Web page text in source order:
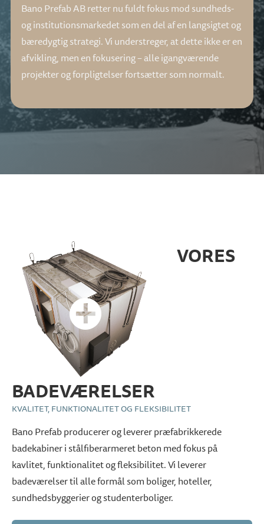
Bano Prefab AB retter nu fuldt fokus mod sundheds-
og institutionsmarkedet som en del af en langsigtet og
bæredygtig strategi. Vi understreger, at dette ikke er en
afvikling, men en fokusering – alle igangværende
projekter og forpligtelser fortsætter som normalt.
VORES
BADEVÆRELSER
KVALITET, FUNKTIONALITET OG FLEKSIBILITET
Bano Prefab producerer og leverer præfabrikkerede
badekabiner i stålfiberarmeret beton med fokus på
kavlitet, funktionalitet og fleksibilitet. Vi leverer
badeværelser til alle formål som boliger, hoteller,
sundhedsbyggerier og studenterboliger.